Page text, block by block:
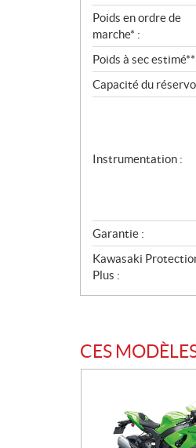
Poids en ordre de
marche* :
Poids à sec estimé**
Capacité du
Instrumentation :
Garantie :
Kawasaki
Plus :
CES